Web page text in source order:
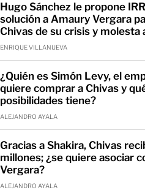
Hugo Sánchez le propone
solución a Amaury Vergara
Chivas de su crisis y molesta
ENRIQUE VILLANUEVA
¿Quién es Simón Levy, el
quiere comprar a Chivas y
posibilidades tiene?
ALEJANDRO AYALA
Gracias a Shakira, Chivas
millones; ¿se quiere asociar
Vergara?
ALEJANDRO AYALA